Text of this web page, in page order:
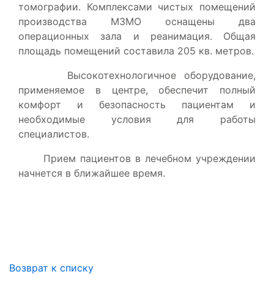
томографии. Комплексами чистых помещений
производства МЗМО оснащены два
операционных зала и реанимация. Общая
площадь помещений составила 205 кв. метров.
Высокотехнологичное оборудование,
применяемое в центре, обеспечит полный
комфорт и безопасность пациентам и
необходимые условия для работы
специалистов.
Прием пациентов в лечебном учреждении
начнется в ближайшее время.
Возврат к списку